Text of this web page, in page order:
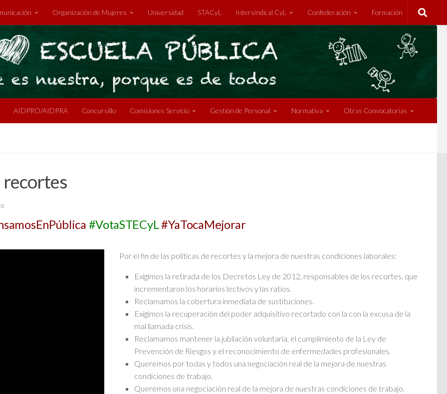
Organización de Mujeres Universidad STACyL Intersindical CyL Confederación Formación
AIDPRO/AIDPRA Concursillo Comisiones Servicio Gestión de Personal Normativa Otras Convocatorias
recortes
#VotaSTECyL#YaTocaMejorar
Por el fin de las políticas de recortes y la mejora de nuestras condiciones laborales:
Exigimos la retirada de los Decretos Ley de 2012, responsables de los recortes, que
incrementaron los horarios lectivos y las ratios.
Reclamamos la cobertura inmediata de sustituciones.
Exigimos la recuperación del poder adquisitivo recortado con la con la excusa de la
mal llamada crisis.
Reclamamos mantener la jubilación voluntaria, el cumplimiento de la Ley de
Prevención de Riesgos y el reconocimiento de enfermedades profesionales.
Queremos por todas y todos una negociación real de la mejora de nuestras
condiciones de trabajo.
Queremos una negociación real de la mejora de nuestras condiciones de trabajo.